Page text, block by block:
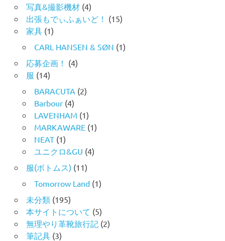
写真&撮影機材(4)
出張もでぃふぁいど！ (15)
家具(1)
CARL HANSEN & SØN (1)
応募企画！ (4)
服 (14)
BARACUTA (2)
Barbour(4)
LAVENHAM (1)
MARKAWARE(1)
NEAT(1)
ユニクロ&GU (4)
服(ボトムス) (11)
Tomorrow Land(1)
未分類(195)
本サイトについて (5)
無理やり革靴旅行記 (2)
筆記具(3)